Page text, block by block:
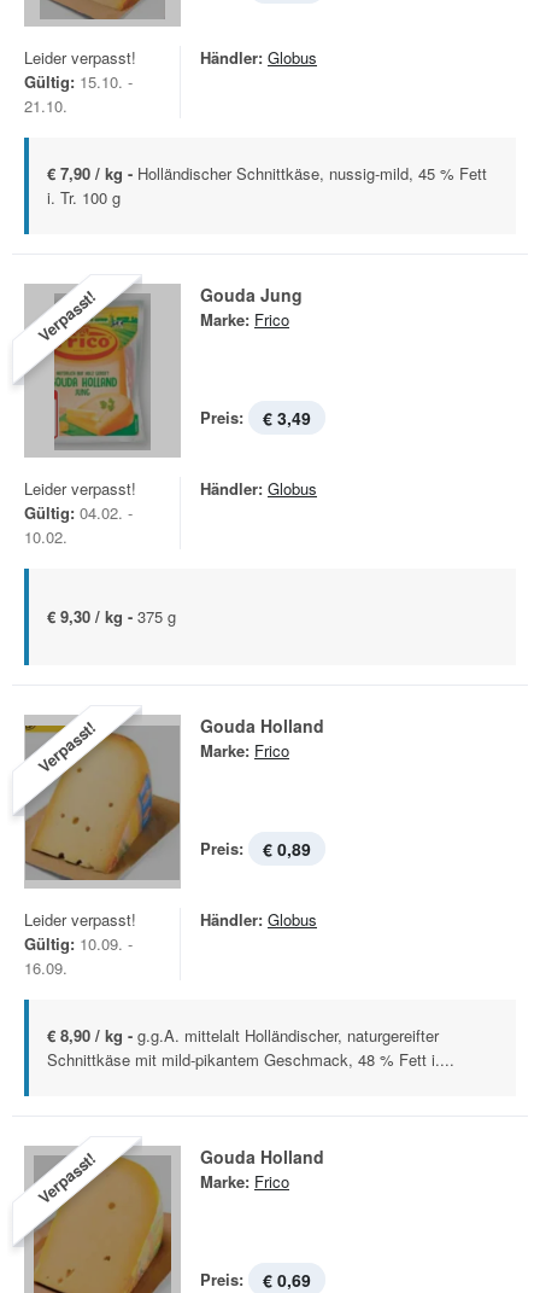
Leider verpasst!
Gültig: 15.10. -
21.10.
Händler: Globus
€ 7,90 / kg - Holländischer Schnittkäse, nussig-mild, 45 % Fett
i. Tr. 100 g
Verpasst! Gouda Jung
Marke: Frico
Preis: € 3,49
Leider verpasst!
Gültig: 04.02. -
10.02.
Händler: Globus
€ 9,30 / kg - 375 g
Verpasst! Gouda Holland
Marke: Frico
Preis: € 0,89
Leider verpasst!
Gültig: 10.09. -
16.09.
Händler: Globus
€ 8,90 / kg - g.g.A. mittelalt Holländischer, naturgereifter
Schnittkäse mit mild-pikantem Geschmack, 48 % Fett i....
Verpasst! Gouda Holland
Marke: Frico
Preis: € 0,69